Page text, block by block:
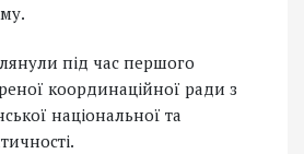
під час першого
координаційної ради з
національної та